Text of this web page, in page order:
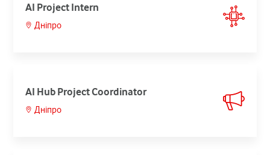
AI Project Intern
Дніпро
AI Hub Project Coordinator
Дніпро